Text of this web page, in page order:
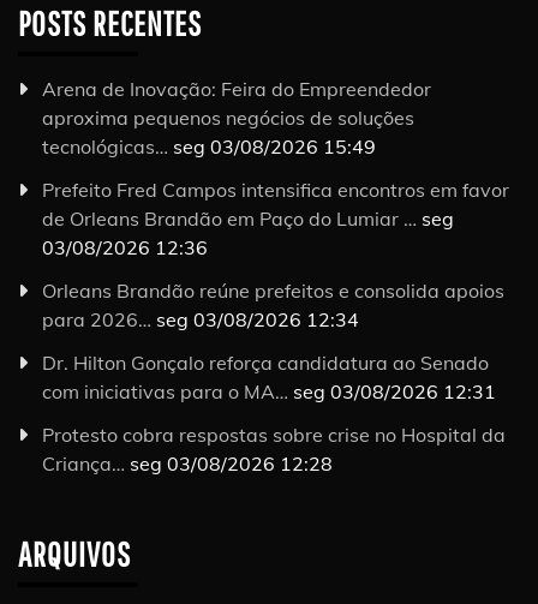
POSTS RECENTES
Arena de Inovação: Feira do Empreendedor
aproxima pequenos negócios de soluções
tecnológicas… seg 03/08/2026 15:49
Prefeito Fred Campos intensifica encontros em favor
de Orleans Brandão em Paço do Lumiar … seg
03/08/2026 12:36
Orleans Brandão reúne prefeitos e consolida apoios
para 2026… seg 03/08/2026 12:34
Dr. Hilton Gonçalo reforça candidatura ao Senado
com iniciativas para o MA… seg 03/08/2026 12:31
Protesto cobra respostas sobre crise no Hospital da
Criança… seg 03/08/2026 12:28
ARQUIVOS